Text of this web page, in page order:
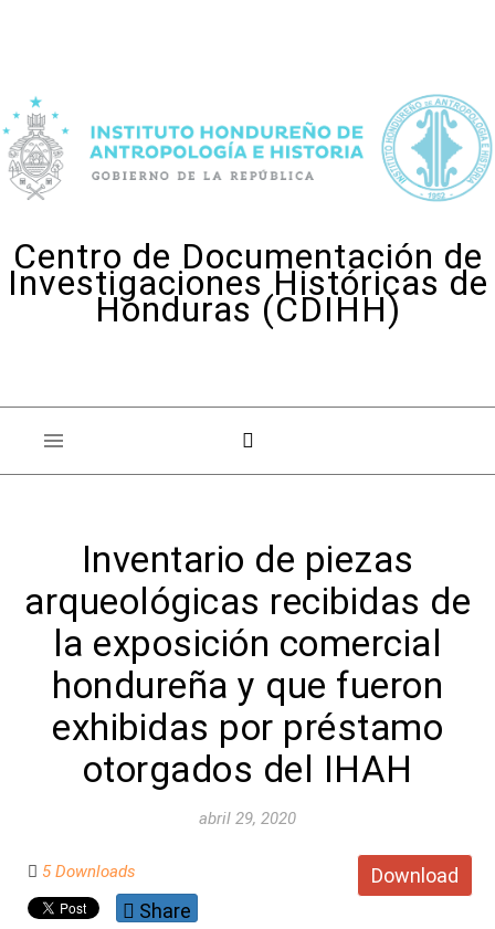
Centro de Documentación de
Investigaciones Históricas de
Honduras (CDIHH)
Inventario de piezas
arqueológicas recibidas de
la exposición comercial
hondureña y que fueron
exhibidas por préstamo
otorgados del IHAH
abril 29, 2020
Download
5 Downloads
Share